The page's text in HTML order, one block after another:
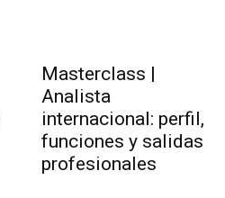
Masterclass |
Analista
internacional: perfil,
funciones y salidas
profesionales